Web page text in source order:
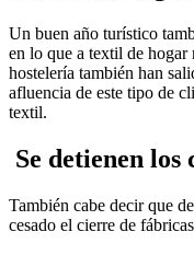
Un buen año turístico
en lo que a textil de hogar
hostelería también han
afluencia de este tipo de
textil.
Se detienen los
También cabe decir que
cesado el cierre de